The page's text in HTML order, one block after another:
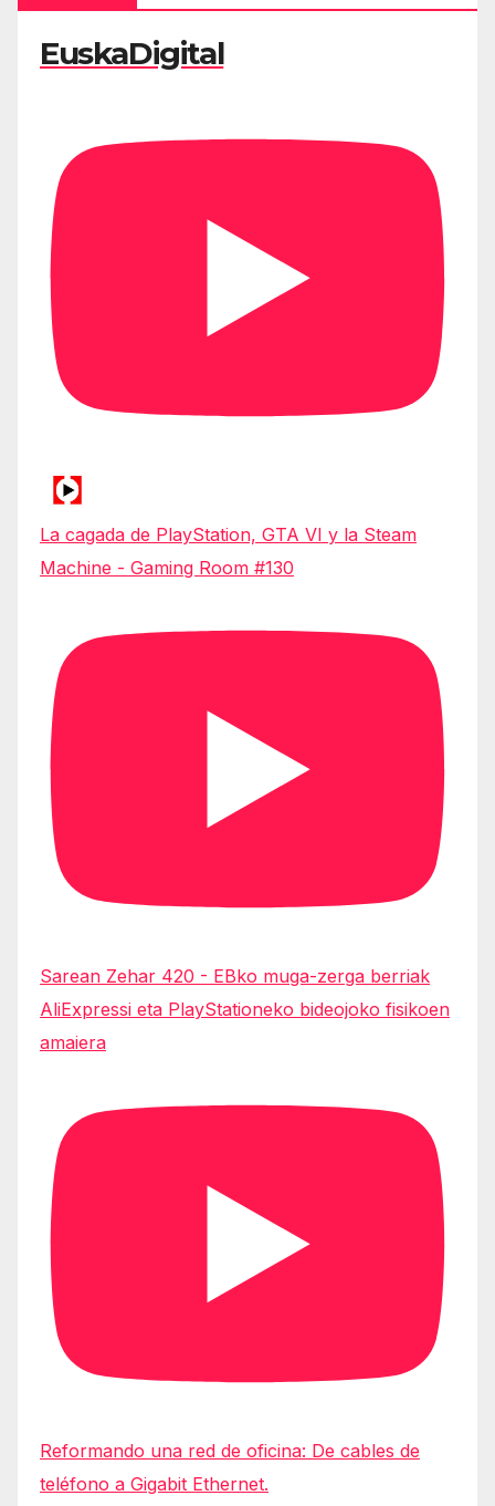
EuskaDigital
La cagada de PlayStation, GTA VI y la Steam
Machine - Gaming Room #130
Sarean Zehar 420 - EBko muga-zerga berriak
AliExpressi eta PlayStationeko bideojoko fisikoen
amaiera
Reformando una red de oficina: De cables de
teléfono a Gigabit Ethernet.